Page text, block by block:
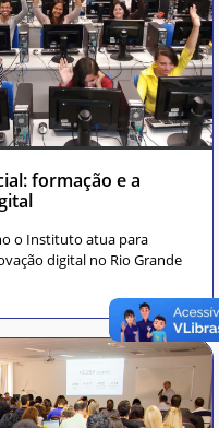
formação e a
o Instituto atua para
digital no Rio Grande